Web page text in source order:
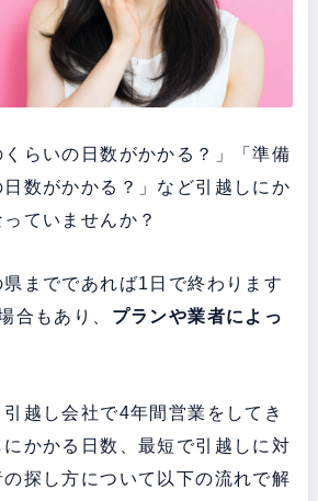
くらいの日数がかかる？」「準備
数がかかる？」など引越しにか
ていませんか？
までであれば1日で終わります
合もあり、 プランや業者によっ
越し会社で4年間営業をしてき
かかる日数、最短で引越しに対
探し方について以下の流れで解